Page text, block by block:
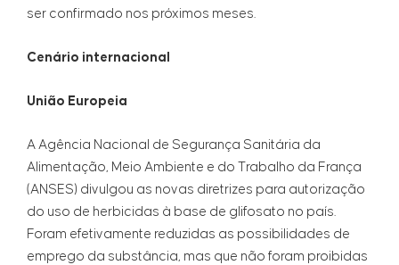
ser confirmado nos próximos meses.
Cenário internacional
União Europeia
A Agência Nacional de Segurança Sanitária da
Alimentação, Meio Ambiente e do Trabalho da França
(ANSES) divulgou as novas diretrizes para autorização
do uso de herbicidas à base de glifosato no país.
Foram efetivamente reduzidas as possibilidades de
emprego da substância, mas que não foram proibidas